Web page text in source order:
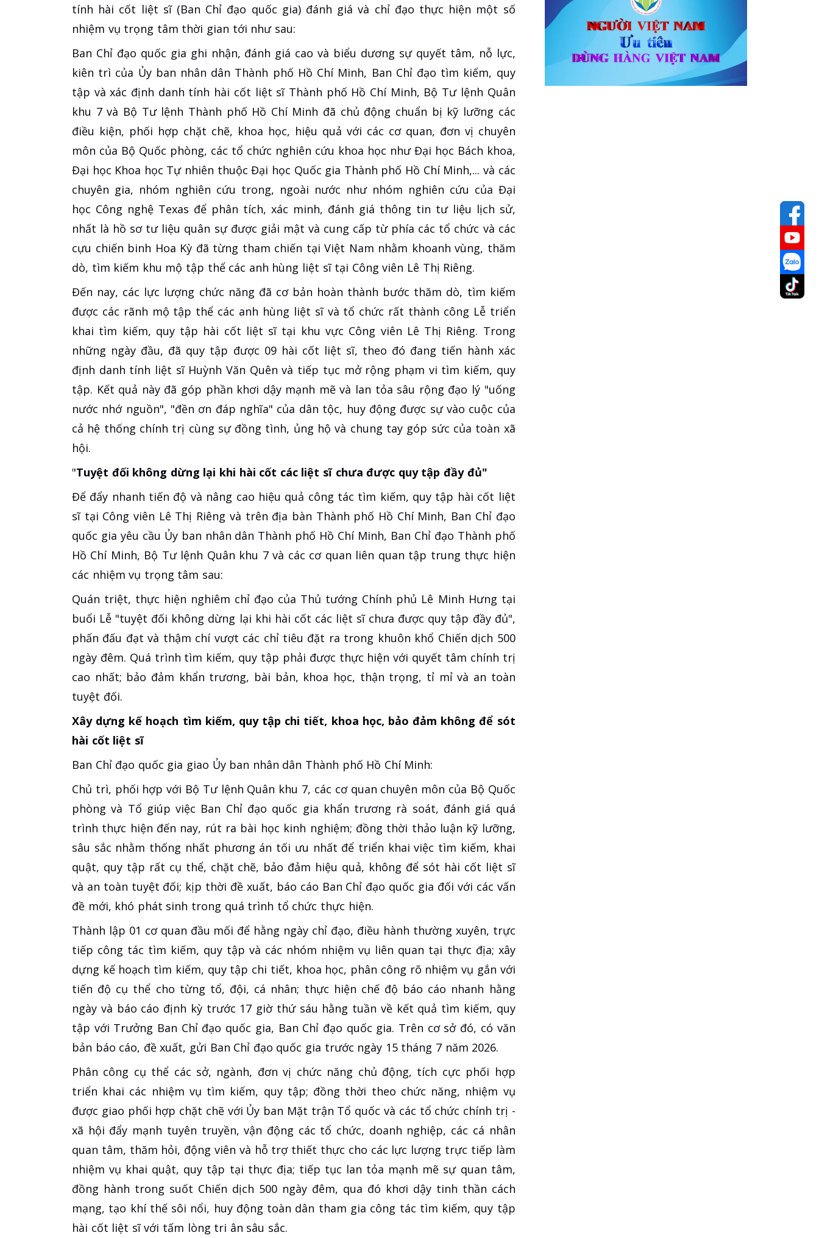
tính hài cốt liệt sĩ (Ban Chỉ đạo quốc gia) đánh giá và chỉ đạo thực hiện một số
nhiệm vụ trọng tâm thời gian tới như sau:
Ban Chỉ đạo quốc gia ghi nhận, đánh giá cao và biểu dương sự quyết tâm, nỗ lực,
kiên trì của Ủy ban nhân dân Thành phố Hồ Chí Minh, Ban Chỉ đạo tìm kiếm, quy
tập và xác định danh tính hài cốt liệt sĩ Thành phố Hồ Chí Minh, Bộ Tư lệnh Quân
khu 7 và Bộ Tư lệnh Thành phố Hồ Chí Minh đã chủ động chuẩn bị kỹ lưỡng các
điều kiện, phối hợp chặt chẽ, khoa học, hiệu quả với các cơ quan, đơn vị chuyên
môn của Bộ Quốc phòng, các tổ chức nghiên cứu khoa học như Đại học Bách khoa,
Đại học Khoa học Tự nhiên thuộc Đại học Quốc gia Thành phố Hồ Chí Minh,... và các
chuyên gia, nhóm nghiên cứu trong, ngoài nước như nhóm nghiên cứu của Đại
học Công nghệ Texas để phân tích, xác minh, đánh giá thông tin tư liệu lịch sử,
nhất là hồ sơ tư liệu quân sự được giải mật và cung cấp từ phía các tổ chức và các
cựu chiến binh Hoa Kỳ đã từng tham chiến tại Việt Nam nhằm khoanh vùng, thăm
dò, tìm kiếm khu mộ tập thể các anh hùng liệt sĩ tại Công viên Lê Thị Riêng.
Đến nay, các lực lượng chức năng đã cơ bản hoàn thành bước thăm dò, tìm kiếm
được các rãnh mộ tập thể các anh hùng liệt sĩ và tổ chức rất thành công Lễ triển
khai tìm kiếm, quy tập hài cốt liệt sĩ tại khu vực Công viên Lê Thị Riêng. Trong
những ngày đầu, đã quy tập được 09 hài cốt liệt sĩ, theo đó đang tiến hành xác
định danh tính liệt sĩ Huỳnh Văn Quên và tiếp tục mở rộng phạm vi tìm kiếm, quy
tập. Kết quả này đã góp phần khơi dậy mạnh mẽ và lan tỏa sâu rộng đạo lý "uống
nước nhớ nguồn", "đền ơn đáp nghĩa" của dân tộc, huy động được sự vào cuộc của
cả hệ thống chính trị cùng sự đồng tình, ủng hộ và chung tay góp sức của toàn xã
hội.
"Tuyệt đối không dừng lại khi hài cốt các liệt sĩ chưa được quy tập đầy đủ"
Để đẩy nhanh tiến độ và nâng cao hiệu quả công tác tìm kiếm, quy tập hài cốt liệt
sĩ tại Công viên Lê Thị Riêng và trên địa bàn Thành phố Hồ Chí Minh, Ban Chỉ đạo
quốc gia yêu cầu Ủy ban nhân dân Thành phố Hồ Chí Minh, Ban Chỉ đạo Thành phố
Hồ Chí Minh, Bộ Tư lệnh Quân khu 7 và các cơ quan liên quan tập trung thực hiện
các nhiệm vụ trọng tâm sau:
Quán triệt, thực hiện nghiêm chỉ đạo của Thủ tướng Chính phủ Lê Minh Hưng tại
buổi Lễ "tuyệt đối không dừng lại khi hài cốt các liệt sĩ chưa được quy tập đầy đủ",
phấn đấu đạt và thậm chí vượt các chỉ tiêu đặt ra trong khuôn khổ Chiến dịch 500
ngày đêm. Quá trình tìm kiếm, quy tập phải được thực hiện với quyết tâm chính trị
cao nhất; bảo đảm khẩn trương, bài bản, khoa học, thận trọng, tỉ mỉ và an toàn
tuyệt đối.
Xây dựng kế hoạch tìm kiếm, quy tập chi tiết, khoa học, bảo đảm không để sót
hài cốt liệt sĩ
Ban Chỉ đạo quốc gia giao Ủy ban nhân dân Thành phố Hồ Chí Minh:
Chủ trì, phối hợp với Bộ Tư lệnh Quân khu 7, các cơ quan chuyên môn của Bộ Quốc
phòng và Tổ giúp việc Ban Chỉ đạo quốc gia khẩn trương rà soát, đánh giá quá
trình thực hiện đến nay, rút ra bài học kinh nghiệm; đồng thời thảo luận kỹ lưỡng,
sâu sắc nhằm thống nhất phương án tối ưu nhất để triển khai việc tìm kiếm, khai
quật, quy tập rất cụ thể, chặt chẽ, bảo đảm hiệu quả, không để sót hài cốt liệt sĩ
và an toàn tuyệt đối; kịp thời đề xuất, báo cáo Ban Chỉ đạo quốc gia đối với các vấn
đề mới, khó phát sinh trong quá trình tổ chức thực hiện.
Thành lập 01 cơ quan đầu mối để hằng ngày chỉ đạo, điều hành thường xuyên, trực
tiếp công tác tìm kiếm, quy tập và các nhóm nhiệm vụ liên quan tại thực địa; xây
dựng kế hoạch tìm kiếm, quy tập chi tiết, khoa học, phân công rõ nhiệm vụ gắn với
tiến độ cụ thể cho từng tổ, đội, cá nhân; thực hiện chế độ báo cáo nhanh hằng
ngày và báo cáo định kỳ trước 17 giờ thứ sáu hằng tuần về kết quả tìm kiếm, quy
tập với Trưởng Ban Chỉ đạo quốc gia, Ban Chỉ đạo quốc gia. Trên cơ sở đó, có văn
bản báo cáo, đề xuất, gửi Ban Chỉ đạo quốc gia trước ngày 15 tháng 7 năm 2026.
Phân công cụ thể các sở, ngành, đơn vị chức năng chủ động, tích cực phối hợp
triển khai các nhiệm vụ tìm kiếm, quy tập; đồng thời theo chức năng, nhiệm vụ
được giao phối hợp chặt chẽ với Ủy ban Mặt trận Tổ quốc và các tổ chức chính trị -
xã hội đẩy mạnh tuyên truyền, vận động các tổ chức, doanh nghiệp, các cá nhân
quan tâm, thăm hỏi, động viên và hỗ trợ thiết thực cho các lực lượng trực tiếp làm
nhiệm vụ khai quật, quy tập tại thực địa; tiếp tục lan tỏa mạnh mẽ sự quan tâm,
đồng hành trong suốt Chiến dịch 500 ngày đêm, qua đó khơi dậy tinh thần cách
mạng, tạo khí thế sôi nổi, huy động toàn dân tham gia công tác tìm kiếm, quy tập
hài cốt liệt sĩ với tấm lòng tri ân sâu sắc.